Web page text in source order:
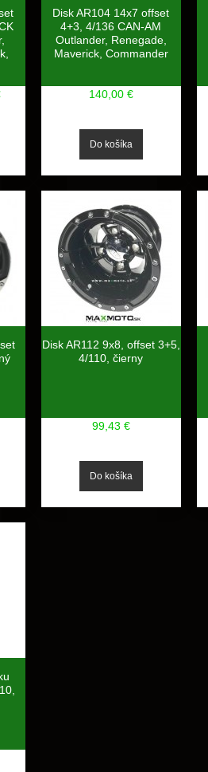
Disk AR104 14x7 offset
4+3, 4/136 CAN-AM
Outlander, Renegade,
Maverick, Commander
140,00 €
Disk AR112 9x8, offset 3+5,
4/110, čierny
99,43 €